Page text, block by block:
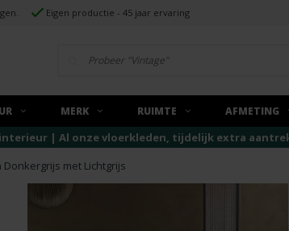
Eigen productie - 45 jaar ervaring
MERK RUIMTE AFMETING
| Al onze vloerkleden, tijdelijk extra
met Lichtgrijs